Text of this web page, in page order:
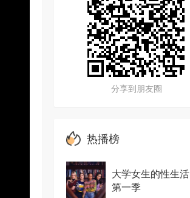
分享到朋友圈
热播榜
大学女生的性生活
第一季